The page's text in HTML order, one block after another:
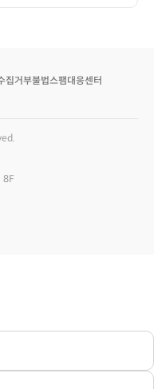
집거부불법스팸대응센터
8F